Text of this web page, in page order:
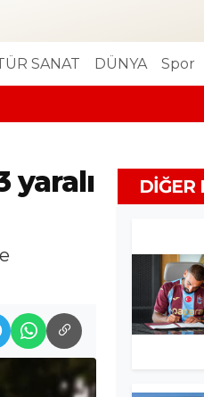
SANAT DÜNYA Spor
yaralı DIĞER